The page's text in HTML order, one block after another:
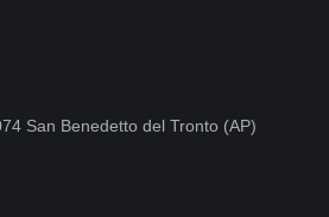
San Benedetto del Tronto (AP)